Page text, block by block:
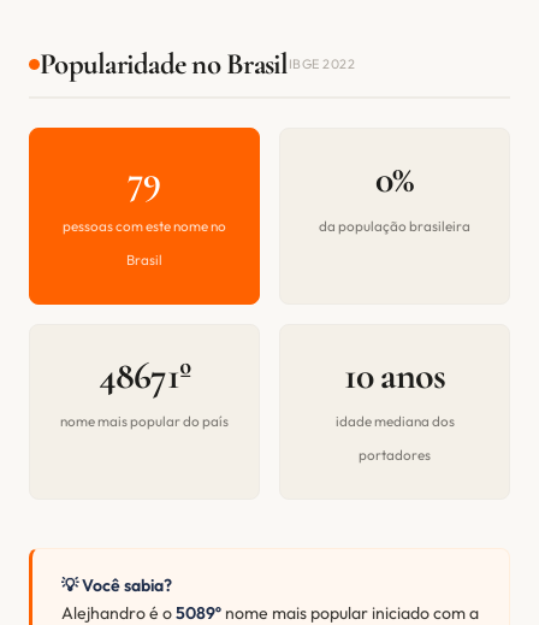
Popularidade no BrasilIBGE 2022
79
pessoas com este nome no
Brasil
0%
da população brasileira
48671º
nome mais popular do país
10 anos
idade mediana dos
portadores
💡 Você sabia?
Alejhandro é o5089º nome mais popular iniciado com a